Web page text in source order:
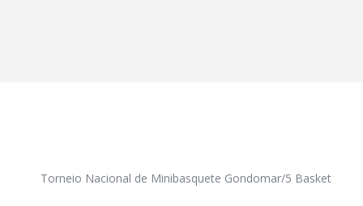
Torneio Nacional de Minibasquete Gondomar/5 Basket